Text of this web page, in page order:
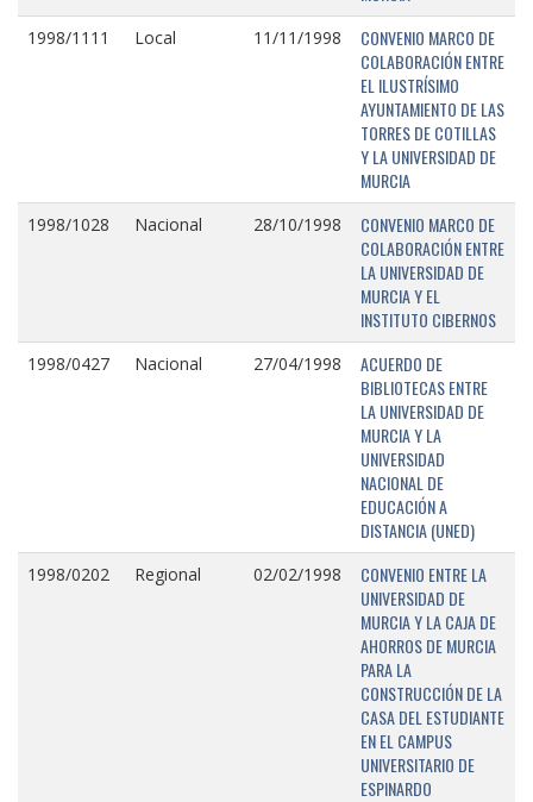
1998/1111 Local 11/11/1998
CONVENIO MARCO DE
COLABORACIÓN ENTRE
EL ILUSTRÍSIMO
AYUNTAMIENTO DE LAS
TORRES DE COTILLAS
Y LA UNIVERSIDAD DE
MURCIA
1998/1028 Nacional 28/10/1998
CONVENIO MARCO DE
COLABORACIÓN ENTRE
LA UNIVERSIDAD DE
MURCIA Y EL
INSTITUTO CIBERNOS
1998/0427 Nacional 27/04/1998
ACUERDO DE
BIBLIOTECAS ENTRE
LA UNIVERSIDAD DE
MURCIA Y LA
UNIVERSIDAD
NACIONAL DE
EDUCACIÓN A
DISTANCIA (UNED)
1998/0202 Regional 02/02/1998
CONVENIO ENTRE LA
UNIVERSIDAD DE
MURCIA Y LA CAJA DE
AHORROS DE MURCIA
PARA LA
CONSTRUCCIÓN DE LA
CASA DEL ESTUDIANTE
EN EL CAMPUS
UNIVERSITARIO DE
ESPINARDO